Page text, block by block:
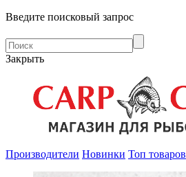
Введите поисковый запрос
Закрыть
Производители Новинки Топ товаров